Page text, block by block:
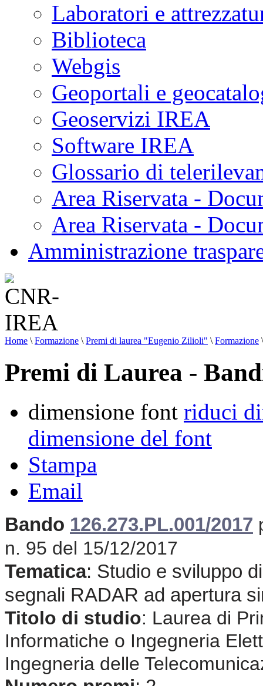
Laboratori e
Biblioteca
Webgis
Geoportali e
Geoservizi IREA
Software IREA
Glossario di
Area Riservata -
Area Riservata -
Amministrazione
Home \ Formazione \ Premi di laurea "Eugenio Zilioli" \ Formazione \
Premi di Laurea -
dimensione font riduci
dimensione del font
Stampa
Email
Bando 126.273.PL.001/2017
n. 95 del 15/12/2017
Tematica: Studio e sviluppo
segnali RADAR ad apertura
Titolo di studio: Laurea di
Informatiche o Ingegneria
Ingegneria delle